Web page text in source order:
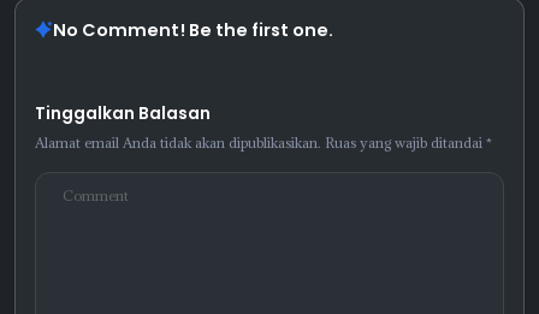
No Comment! Be the first one.
Tinggalkan Balasan
Alamat email Anda tidak akan dipublikasikan. Ruas yang wajib ditandai *